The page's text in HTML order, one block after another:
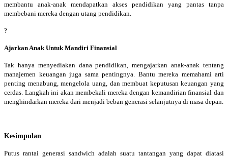
membantu anak-anak mendapatkan akses pendidikan yang pantas tanpa
membebani mereka dengan utang pendidikan.
?
Ajarkan Anak Untuk Mandiri Finansial
Tak hanya menyediakan dana pendidikan, mengajarkan anak-anak tentang
manajemen keuangan juga sama pentingnya. Bantu mereka memahami arti
penting menabung, mengelola uang, dan membuat keputusan keuangan yang
cerdas. Langkah ini akan membekali mereka dengan kemandirian finansial dan
menghindarkan mereka dari menjadi beban generasi selanjutnya di masa depan.
Kesimpulan
Putus rantai generasi sandwich adalah suatu tantangan yang dapat diatasi